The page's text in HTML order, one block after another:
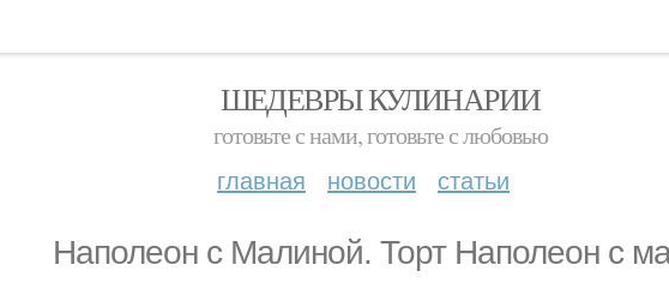
ШЕДЕВРЫ КУЛИНАРИИ
готовьте с нами, готовьте с любовью
главная новости статьи
Наполеон с Малиной. Торт Наполеон с